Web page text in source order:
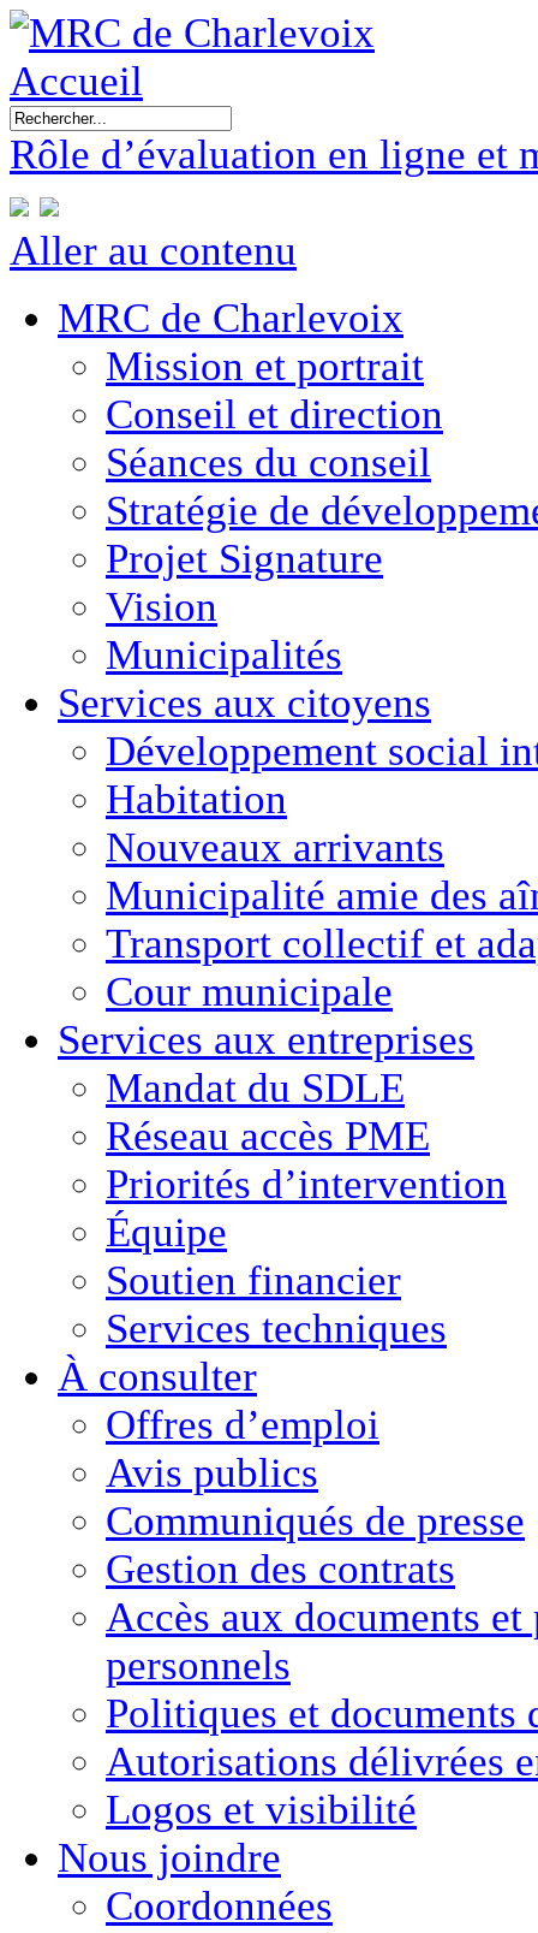
Accueil
Rôle d’évaluation en ligne et
Aller au contenu
MRC de Charlevoix
Mission et portrait
Conseil et direction
Séances du conseil
Stratégie de
Projet Signature
Vision
Municipalités
Services aux citoyens
Développement social
Habitation
Nouveaux arrivants
Municipalité amie des
Transport collectif et
Cour municipale
Services aux entreprises
Mandat du SDLE
Réseau accès PME
Priorités d’intervention
Équipe
Soutien financier
Services techniques
À consulter
Offres d’emploi
Avis publics
Communiqués de presse
Gestion des contrats
Accès aux documents et
personnels
Politiques et documents
Autorisations délivrées
Logos et visibilité
Nous joindre
Coordonnées